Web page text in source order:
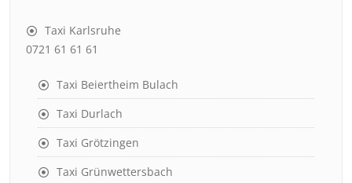
Taxi Karlsruhe
0721 61 61 61
Taxi Beiertheim Bulach
Taxi Durlach
Taxi Grötzingen
Taxi Grünwettersbach